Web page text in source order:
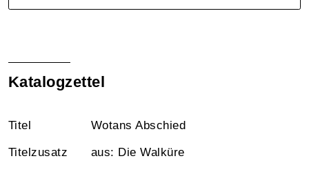
Katalogzettel
Titel Wotans Abschied
Titelzusatz aus: Die Walküre